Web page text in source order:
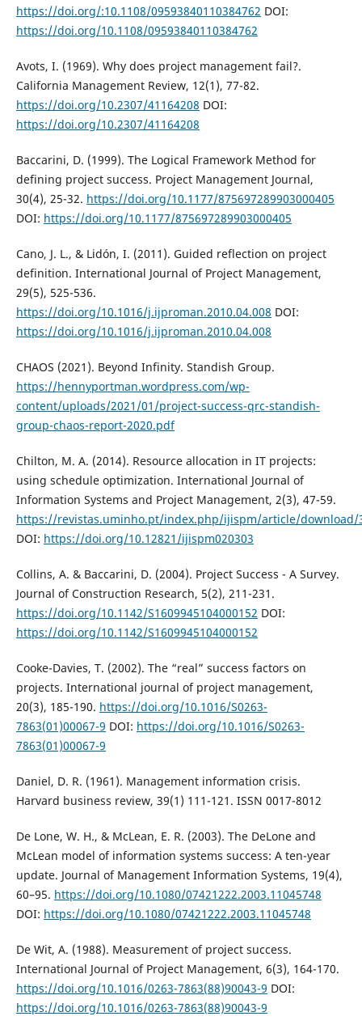
https://doi.org/:10.1108/09593840110384762 DOI:
https://doi.org/10.1108/09593840110384762
Avots, I. (1969). Why does project management fail?.
California Management Review, 12(1), 77-82.
https://doi.org/10.2307/41164208 DOI:
https://doi.org/10.2307/41164208
Baccarini, D. (1999). The Logical Framework Method for
defining project success. Project Management Journal,
30(4), 25-32. https://doi.org/10.1177/875697289903000405
DOI: https://doi.org/10.1177/875697289903000405
Cano, J. L., & Lidón, I. (2011). Guided reflection on project
definition. International Journal of Project Management,
29(5), 525-536.
https://doi.org/10.1016/j.ijproman.2010.04.008 DOI:
https://doi.org/10.1016/j.ijproman.2010.04.008
CHAOS (2021). Beyond Infinity. Standish Group.
https://hennyportman.wordpress.com/wp-
content/uploads/2021/01/project-success-qrc-standish-
group-chaos-report-2020.pdf
Chilton, M. A. (2014). Resource allocation in IT projects:
using schedule optimization. International Journal of
Information Systems and Project Management, 2(3), 47-59.
https://revistas.uminho.pt/index.php/ijispm/article/download/
DOI: https://doi.org/10.12821/ijispm020303
Collins, A. & Baccarini, D. (2004). Project Success - A Survey.
Journal of Construction Research, 5(2), 211-231.
https://doi.org/10.1142/S1609945104000152 DOI:
https://doi.org/10.1142/S1609945104000152
Cooke-Davies, T. (2002). The “real” success factors on
projects. International journal of project management,
20(3), 185-190. https://doi.org/10.1016/S0263-
7863(01)00067-9 DOI: https://doi.org/10.1016/S0263-
7863(01)00067-9
Daniel, D. R. (1961). Management information crisis.
Harvard business review, 39(1) 111-121. ISSN 0017-8012
De Lone, W. H., & McLean, E. R. (2003). The DeLone and
McLean model of information systems success: A ten-year
update. Journal of Management Information Systems, 19(4),
60–95. https://doi.org/10.1080/07421222.2003.11045748
DOI: https://doi.org/10.1080/07421222.2003.11045748
De Wit, A. (1988). Measurement of project success.
International Journal of Project Management, 6(3), 164-170.
https://doi.org/10.1016/0263-7863(88)90043-9 DOI:
https://doi.org/10.1016/0263-7863(88)90043-9